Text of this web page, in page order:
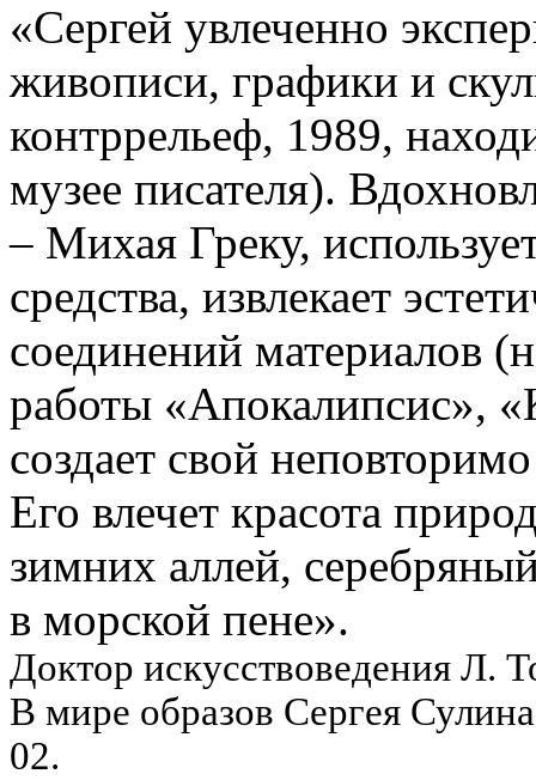
«Сергей увлеченно
живописи, графики и
контррельеф, 1989,
музее писателя).
– Михая Греку,
средства, извлекает
соединений материалов
работы «Апокалипсис»,
создает свой
Его влечет красота
зимних аллей,
в морской пене».
Доктор искусствоведения Л.
В мире образов Сергея
02.